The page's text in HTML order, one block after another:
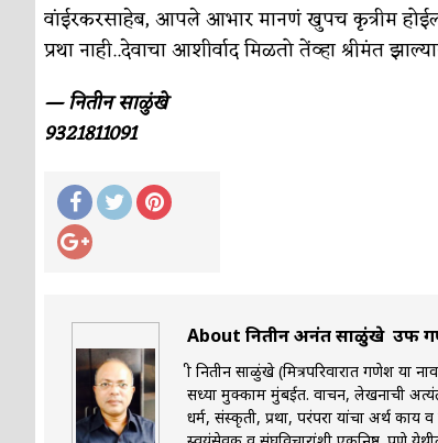
वांईरकरसाहेब, आपले आभार मानणं खुपच कृत्रीम
प्रथा नाही..देवाचा आशीर्वाद मिळतो तेंव्हा श्रीमंत
— नितीन साळुंखे
9321811091
About नितीन अनंत साळुंखे उर्फ
श्री नितीन साळुंखे (मित्रपरिवारात गणेश या
सध्या मुक्काम मुंबईत. वाचन, लेखनाची
धर्म, संस्कृती, प्रथा, परंपरा यांचा अर्थ